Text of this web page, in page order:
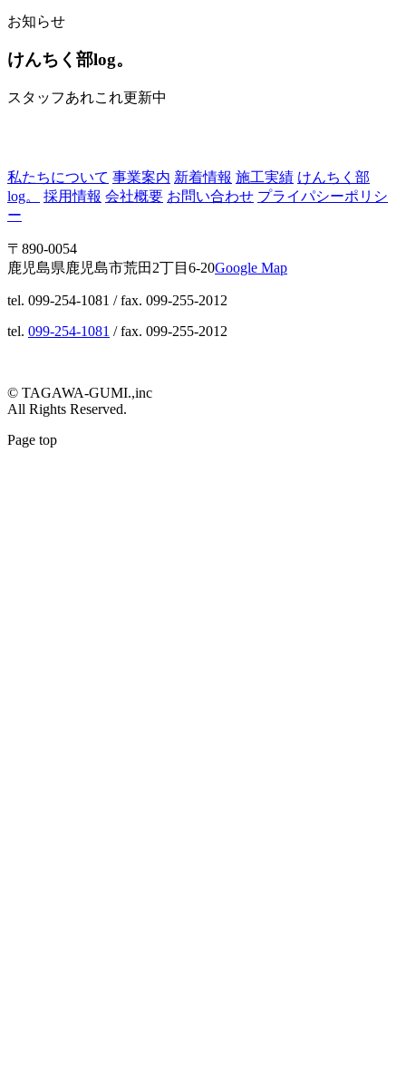
お知らせ
けんちく部log。
スタッフあれこれ更新中
私たちについて 事業案内 新着情報 施工実績 けんちく部
log。
採用情報 会社概要 お問い合わせ プライパシーポリシ
ー
〒890-0054
鹿児島県鹿児島市荒田2丁目6-20Google Map
tel. 099-254-1081 / fax. 099-255-2012
tel. 099-254-1081 / fax. 099-255-2012
© TAGAWA-GUMI.,inc
All Rights Reserved.
Page top